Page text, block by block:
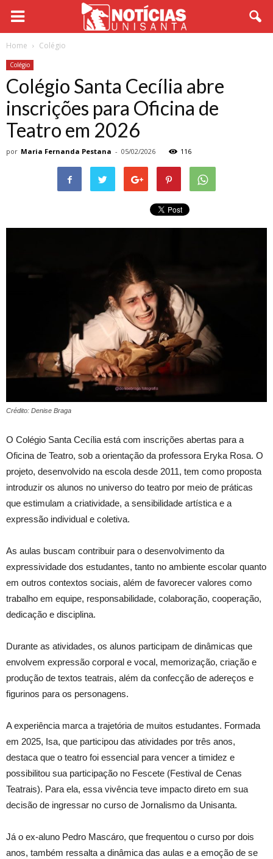
Home Colégio
Colégio
Colégio Santa Cecília abre
inscrições para Oficina de
Teatro em 2026
por Maria Fernanda Pestana - 05/02/2026 116
Crédito: Denise Braga
O Colégio Santa Cecília está com inscrições abertas para a
Oficina de Teatro, sob a orientação da professora Eryka Rosa. O
projeto, desenvolvido na escola desde 2011, tem como proposta
introduzir os alunos no universo do teatro por meio de práticas
que estimulam a criatividade, a sensibilidade artística e a
expressão individual e coletiva.
As aulas buscam contribuir para o desenvolvimento da
expressividade dos estudantes, tanto no ambiente escolar quanto
em outros contextos sociais, além de favorecer valores como
trabalho em equipe, responsabilidade, colaboração, cooperação,
dedicação e disciplina.
Durante as atividades, os alunos participam de dinâmicas que
envolvem expressão corporal e vocal, memorização, criação e
produção de textos teatrais, além da confecção de adereços e
figurinos para os personagens.
A experiência marca a trajetória de muitos estudantes. Formada
em 2025, Isa, que participou das atividades por três anos,
destaca que o teatro foi essencial para vencer a timidez e
possibilitou sua participação no Fescete (Festival de Cenas
Teatrais). Para ela, essa vivência teve impacto direto em sua
decisão de ingressar no curso de Jornalismo da Unisanta.
Já o ex-aluno Pedro Mascáro, que frequentou o curso por dois
anos, também ressalta a dinâmica das aulas e a emoção de se